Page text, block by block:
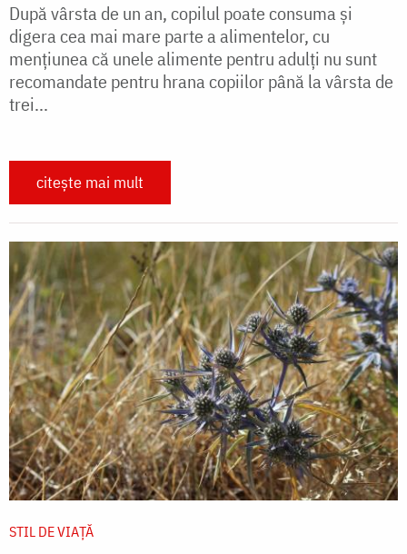
După vârsta de un an, copilul poate consuma şi
digera cea mai mare parte a alimentelor, cu
menţiunea că unele alimente pentru adulţi nu sunt
recomandate pentru hrana copiilor până la vârsta de
trei...
citește mai mult
STIL DE VIAŢĂ